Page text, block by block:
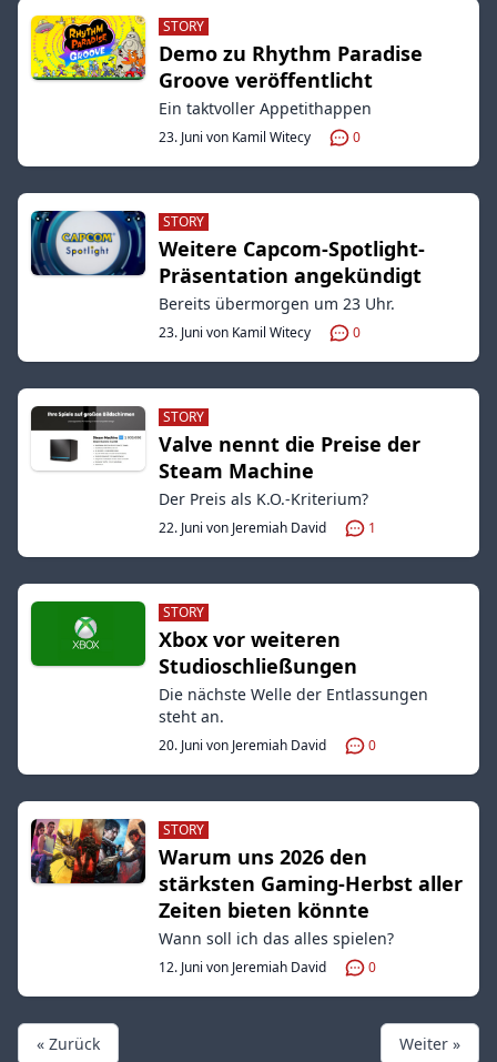
STORY
Demo zu Rhythm Paradise
Groove veröffentlicht
Ein taktvoller Appetithappen
23. Juni von Kamil Witecy 0
STORY
Weitere Capcom-Spotlight-
Präsentation angekündigt
Bereits übermorgen um 23 Uhr.
23. Juni von Kamil Witecy 0
STORY
Valve nennt die Preise der
Steam Machine
Der Preis als K.O.-Kriterium?
22. Juni von Jeremiah David 1
STORY
Xbox vor weiteren
Studioschließungen
Die nächste Welle der Entlassungen
steht an.
20. Juni von Jeremiah David 0
STORY
Warum uns 2026 den
stärksten Gaming-Herbst aller
Zeiten bieten könnte
Wann soll ich das alles spielen?
12. Juni von Jeremiah David 0
« Zurück Weiter »